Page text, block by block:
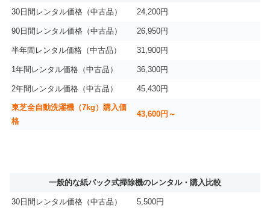
30日間レンタル価格（中古品） 24,200円
90日間レンタル価格（中古品） 26,950円
半年間レンタル価格（中古品） 31,900円
1年間レンタル価格（中古品） 36,300円
2年間レンタル価格（中古品） 45,430円
東芝全自動洗濯機（7kg）購入価
格
43,600円～
一般的な紙パック式掃除機のレンタル・購入比較
30日間レンタル価格（中古品） 5,500円